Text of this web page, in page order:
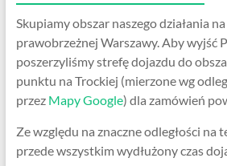
Skupiamy obszar naszego działania
prawobrzeżnej Warszawy. Aby wyjść
poszerzyliśmy strefę dojazdu do
punktu na Trockiej (mierzone wg
przez Mapy Google) dla zamówień
Ze względu na znaczne odległości na
przede wszystkim wydłużony czas